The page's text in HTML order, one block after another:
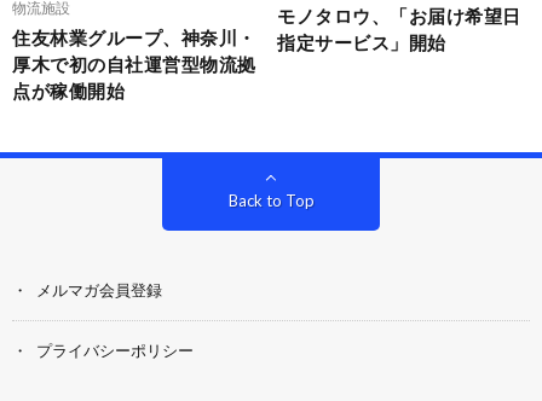
物流施設
住友林業グループ、神奈川・
厚木で初の自社運営型物流拠
点が稼働開始
モノタロウ、「お届け希望日
指定サービス」開始
Back to Top
メルマガ会員登録
プライバシーポリシー